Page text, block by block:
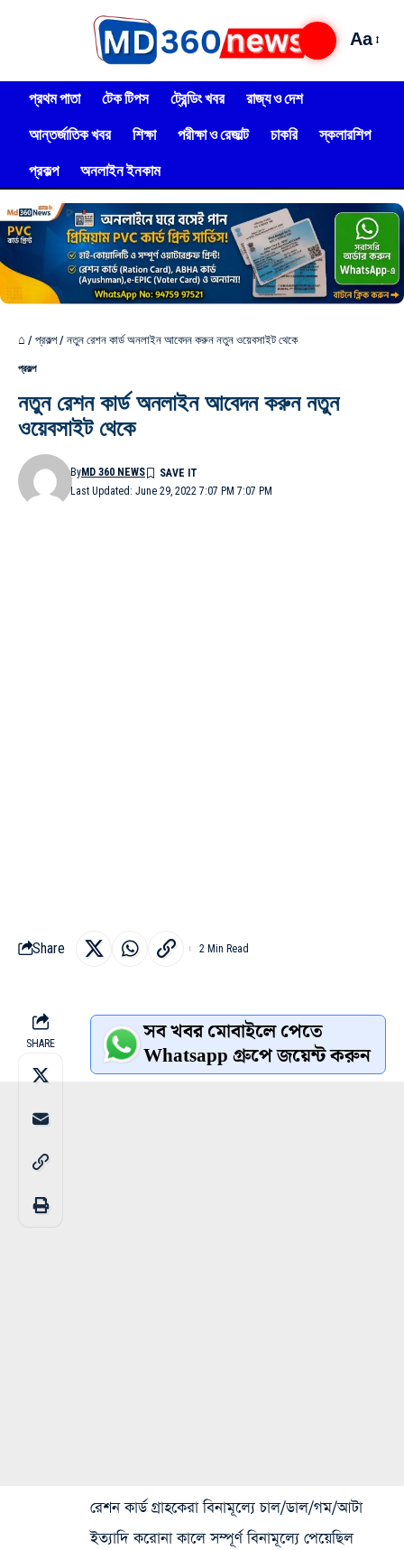
Aa
প্রথম পাতা টেক টিপস ট্রেন্ডিং খবর
রাজ্য ও দেশ
আন্তর্জাতিক খবর
শিক্ষা পরীক্ষা ও রেজাল্ট চাকরি
স্কলারশিপ
প্রকল্প
অনলাইন ইনকাম
⌂ / প্রকল্প/ নতুন রেশন কার্ড অনলাইন আবেদন করুন নতুন ওয়েবসাইট থেকে
প্রকল্প
নতুন রেশন কার্ড অনলাইন আবেদন করুন নতুন
ওয়েবসাইট থেকে
Last Updated: June 29, 2022 7:07 PM 7:07 PM
ByMD 360 NEWS
Share 2 Min Read
SHARE সব খবর মোবাইলে পেতে
Whatsapp গ্রুপে জয়েন্ট করুন
রেশন কার্ড গ্রাহকেরা বিনামূল্যে চাল/ডাল/গম/আটা
ইত্যাদি করোনা কালে সম্পূর্ণ বিনামূল্যে পেয়েছিল